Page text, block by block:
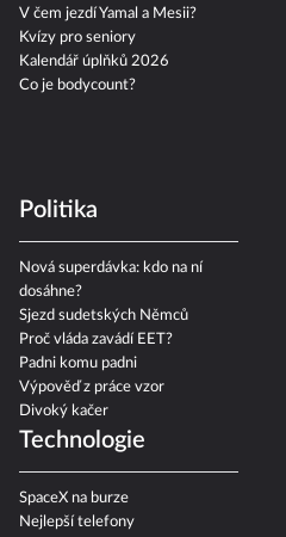
V čem jezdí Yamal a Mesii?
Kvízy pro seniory
Kalendář úplňků 2026
Co je bodycount?
Politika
Nová superdávka: kdo na ní
dosáhne?
Sjezd sudetských Němců
Proč vláda zavádí EET?
Padni komu padni
Výpověď z práce vzor
Divoký kačer
Technologie
SpaceX na burze
Nejlepší telefony